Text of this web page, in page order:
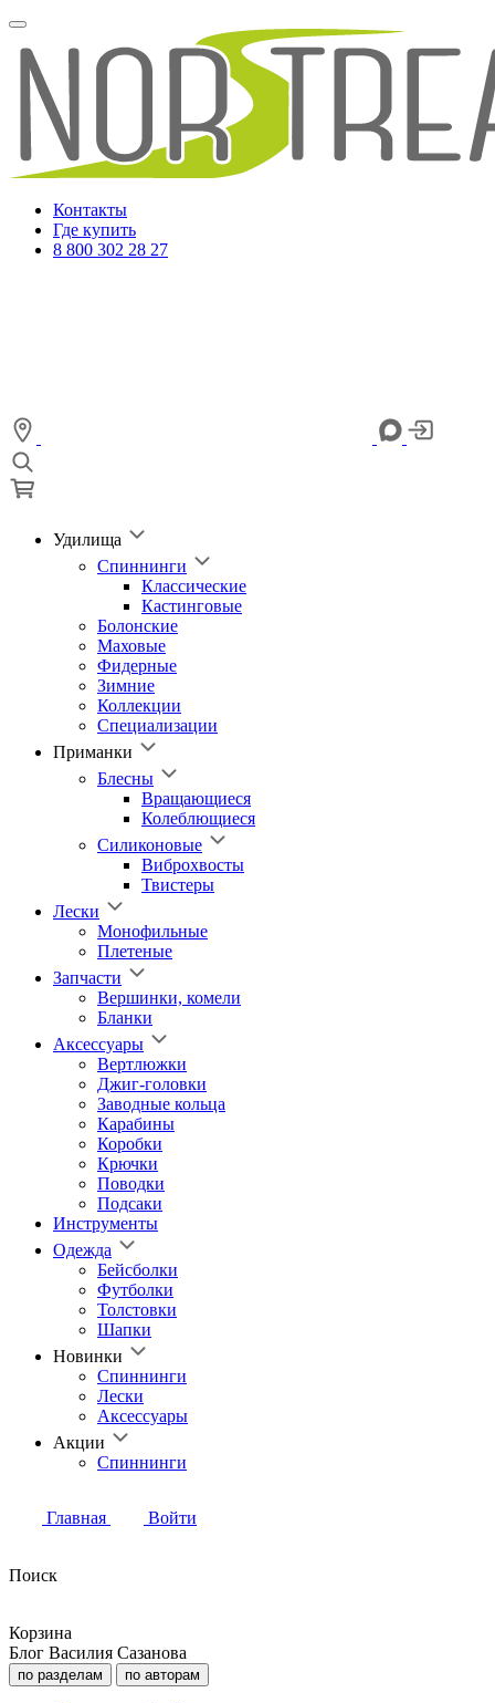
Контакты
Где купить
8 800 302 28 27
Удилища
Спиннинги
Классические
Кастинговые
Болонские
Маховые
Фидерные
Зимние
Коллекции
Специализации
Приманки
Блесны
Вращающиеся
Колеблющиеся
Силиконовые
Виброхвосты
Твистеры
Лески
Монофильные
Плетеные
Запчасти
Вершинки, комели
Бланки
Аксессуары
Вертлюжки
Джиг-головки
Заводные кольца
Карабины
Коробки
Крючки
Поводки
Подсаки
Инструменты
Одежда
Бейсболки
Футболки
Толстовки
Шапки
Новинки
Спиннинги
Лески
Аксессуары
Акции
Спиннинги
Главная Войти
Поиск
Корзина
Блог Василия Сазанова
по разделам по авторам